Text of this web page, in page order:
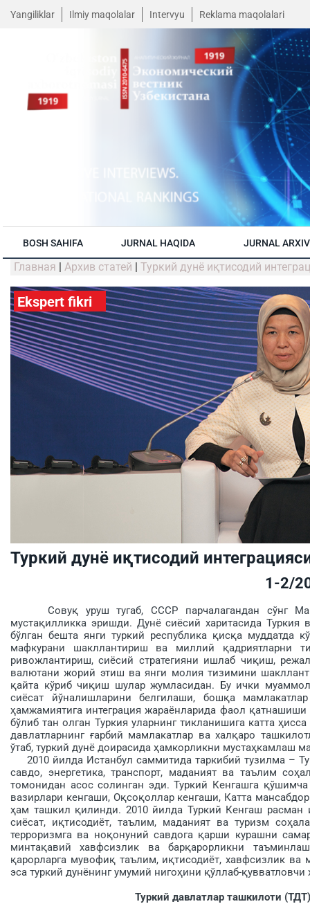
Yangiliklar Ilmiy maqolalar Intervyu Reklama maqolalari
BOSH SAHIFA JURNAL HAQIDA JURNAL
Главная | Архив статей | Туркий дунё иқтисодий
Ekspert fikri
Туркий дунё иқтисодий
1-2/
Совуқ уруш тугаб, СССР парчалагандан сўнг
мустақилликка эришди. Дунё сиёсий харитасида
бўлган бешта янги туркий республика қисқа муддатда
мафкурани шакллантириш ва миллий қадриятларни
ривожлантириш, сиёсий стратегияни ишлаб чиқиш,
валютани жорий этиш ва янги молия тизимини
қайта кўриб чиқиш шулар жумласидан. Бу ички
сиёсат йўналишларини белгилаши, бошқа
ҳамжамиятига интеграция жараёнларида фаол
бўлиб тан олган Туркия уларнинг тикланишига катта
давлатларнинг ғарбий мамлакатлар ва халқаро
ўтаб, туркий дунё доирасида ҳамкорликни мустаҳкамлаш
2010 йилда Истанбул саммитида таркибий тузилма –
савдо, энергетика, транспорт, маданият ва таълим
томонидан асос солинган эди. Туркий Кенгашга
вазирлари кенгаши, Оқсоқоллар кенгаши, Катта
ҳам ташкил қилинди. 2010 йилда Туркий Кенгаш расман
сиёсат, иқтисодиёт, таълим, маданият ва туризм
терроризмга ва ноқонуний савдога қарши курашни
минтақавий хавфсизлик ва барқарорликни
қарорларга мувофиқ таълим, иқтисодиёт, хавфсизлик
эса туркий дунёнинг умумий нигоҳини қўллаб-
Туркий давлатлар ташкилоти